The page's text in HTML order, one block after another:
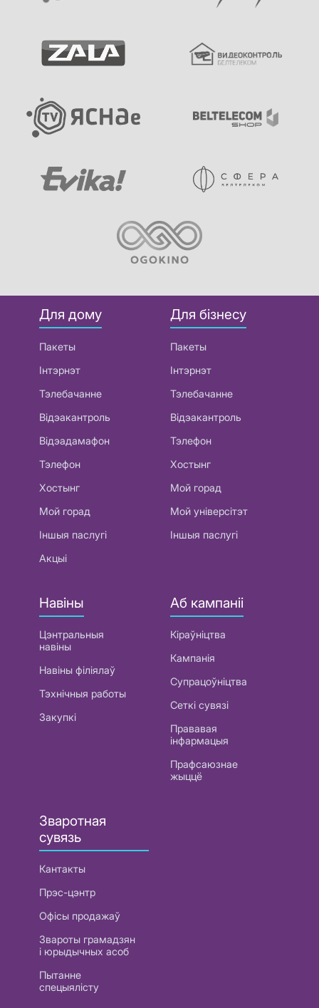
Для дому
Пакеты
Інтэрнэт
Тэлебачанне
Відэакантроль
Відэадамафон
Тэлефон
Хостынг
Мой горад
Іншыя паслугі
Акцыі
Для бізнесу
Пакеты
Інтэрнэт
Тэлебачанне
Відэакантроль
Тэлефон
Хостынг
Мой горад
Мой універсітэт
Іншыя паслугі
Навіны
Цэнтральныя
навіны
Навіны філіялаў
Тэхнічныя работы
Закупкі
Аб кампаніі
Кіраўніцтва
Кампанія
Супрацоўніцтва
Сеткі сувязі
Прававая
інфармацыя
Прафсаюзнае
жыццё
Зваротная
сувязь
Кантакты
Прэс-цэнтр
Офісы продажаў
Звароты грамадзян
і юрыдычных асоб
Пытанне
спецыялісту